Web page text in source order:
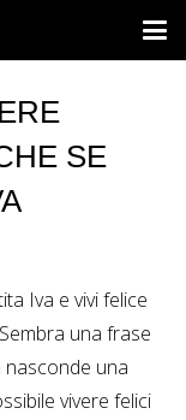
SE
Iva e vivi felice
una frase
nasconde una
vivere felici